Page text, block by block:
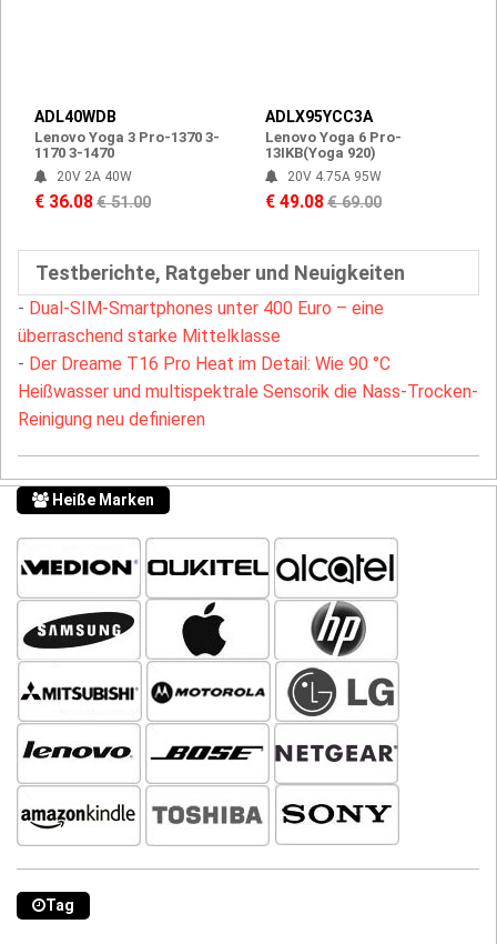
ADL40WDB
Lenovo Yoga 3 Pro-1370 3-
1170 3-1470
20V 2A 40W
€ 36.08€ 51.00
ADLX95YCC3A
Lenovo Yoga 6 Pro-
13IKB(Yoga 920)
20V 4.75A 95W
€ 49.08€ 69.00
Testberichte, Ratgeber und Neuigkeiten
- Dual-SIM-Smartphones unter 400 Euro – eine
überraschend starke Mittelklasse
- Der Dreame T16 Pro Heat im Detail: Wie 90 °C
Heißwasser und multispektrale Sensorik die Nass-Trocken-
Reinigung neu definieren
Heiße Marken
Tag